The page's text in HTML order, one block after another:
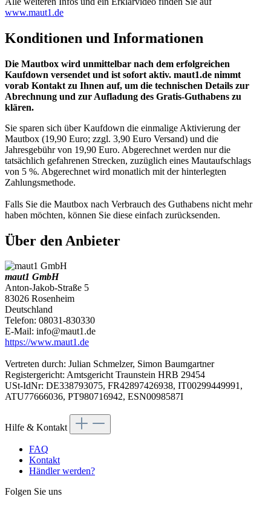
www.maut1.de
Konditionen und Informationen
Die Mautbox wird unmittelbar nach dem erfolgreichen
Kaufdown versendet und ist sofort aktiv. maut1.de nimmt
vorab Kontakt zu Ihnen auf, um die technischen Details zur
Abrechnung und zur Aufladung des Gratis-Guthabens zu
klären.
Sie sparen sich über Kaufdown die einmalige Aktivierung der
Mautbox (19,90 Euro; zzgl. 3,90 Euro Versand) und die
Jahresgebühr von 19,90 Euro. Abgerechnet werden nur die
tatsächlich gefahrenen Strecken, zuzüglich eines Mautaufschlags
von 5 %. Abgerechnet wird monatlich mit der hinterlegten
Zahlungsmethode.
Falls Sie die Mautbox nach Verbrauch des Guthabens nicht mehr
haben möchten, können Sie diese einfach zurücksenden.
Über den Anbieter
maut1 GmbH
Anton-Jakob-Straße 5
83026 Rosenheim
Deutschland
Telefon: 08031-830330
E-Mail: info@maut1.de
https://www.maut1.de
Vertreten durch: Julian Schmelzer, Simon Baumgartner
Registergericht: Amtsgericht Traunstein HRB 29454
USt-IdNr: DE338793075, FR42897426938, IT00299449991,
ATU77666036, PT980716942, ESN0098587I
Hilfe & Kontakt
FAQ
Kontakt
Händler werden?
Folgen Sie uns